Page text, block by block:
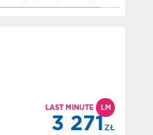
LAST MINUTE LM
3 271 ZŁ